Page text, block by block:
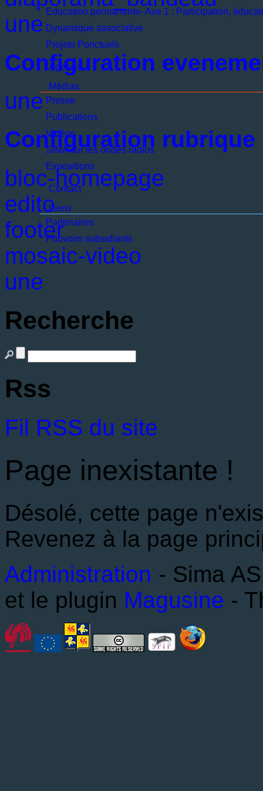
Education permanente- Axe 1 : Participation,
Dynamique associative
Projets Ponctuels
Agenda
Médias
Presse
Publications
Vidéos
SIMA sur les ondes radios
Expositions
Contact
Liens
Partenaires
Pouvoirs subsidiants
une
Configuration
une
Configuration rubrique
bloc-homepage
edito
footer
mosaic-video
une
Recherche
Rss
Fil RSS du site
Page inexistante !
Désolé, cette page
Revenez à la page
Administration - Sima
et le plugin Magusine -